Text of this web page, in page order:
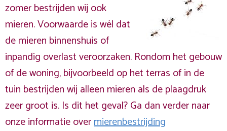
zomer bestrijden wij ook
mieren. Voorwaarde is wél dat
de mieren binnenshuis of
inpandig overlast veroorzaken. Rondom het gebouw
of de woning, bijvoorbeeld op het terras of in de
tuin bestrijden wij alleen mieren als de plaagdruk
zeer groot is. Is dit het geval? Ga dan verder naar
onze informatie overmierenbestrijding